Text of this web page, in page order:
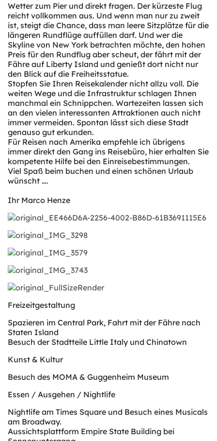
Wetter zum Pier und direkt fragen. Der kürzeste Flug
reicht vollkommen aus. Und wenn man nur zu zweit
ist, steigt die Chance, dass man leere Sitzplätze für die
längeren Rundflüge auffüllen darf. Und wer die
Skyline von New York betrachten möchte, den hohen
Preis für den Rundflug aber scheut, der fährt mit der
Fähre auf Liberty Island und genießt dort nicht nur
den Blick auf die Freiheitsstatue.
Stopfen Sie Ihren Reisekalender nicht allzu voll. Die
weiten Wege und die Infrastruktur schlagen Ihnen
manchmal ein Schnippchen. Wartezeiten lassen sich
an den vielen interessanten Attraktionen auch nicht
immer vermeiden. Spontan lässt sich diese Stadt
genauso gut erkunden.
Für Reisen nach Amerika empfehle ich übrigens
immer direkt den Gang ins Reisebüro, hier erhalten Sie
kompetente Hilfe bei den Einreisebestimmungen.
Viel Spaß beim buchen und einen schönen Urlaub
wünscht ….
Ihr Marco Henze
Freizeitgestaltung
Spazieren im Central Park, Fahrt mit der Fähre nach
Staten Island
Besuch der Stadtteile Little Italy und Chinatown
Kunst & Kultur
Besuch des MOMA & Guggenheim Museum
Essen / Ausgehen / Nightlife
Nightlife am Times Square und Besuch eines Musicals
am Broadway.
Aussichtsplattform Empire State Building bei